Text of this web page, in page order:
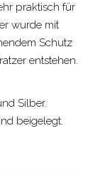
praktisch für
wurde mit
Schutz
entstehen.
Silber.
beigelegt.